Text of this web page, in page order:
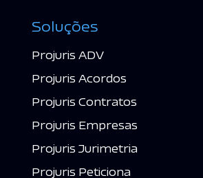
Soluções
Projuris ADV
Projuris Acordos
Projuris Contratos
Projuris Empresas
Projuris Jurimetria
Projuris Peticiona